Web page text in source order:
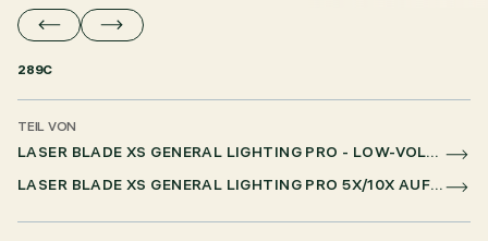
289C
TEIL VON
LASER BLADE XS GENERAL LIGHTING PRO - LOW-VOLTAGE-SCHIENE
LASER BLADE XS GENERAL LIGHTING PRO 5X/10X AUF NIEDERSPANNUNGSSCHIENE DALI POWERLINE